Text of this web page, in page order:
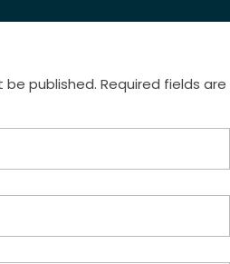
published. Required fields are